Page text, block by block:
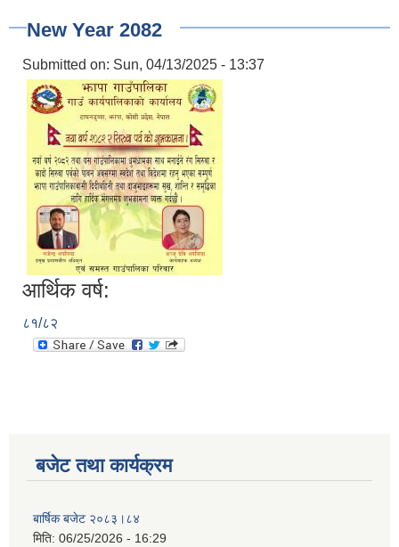
New Year 2082
Submitted on: Sun, 04/13/2025 - 13:37
आर्थिक वर्ष:
८१/८२
बजेट तथा कार्यक्रम
बार्षिक बजेट २०८३।८४
मिति: 06/25/2026 - 16:29